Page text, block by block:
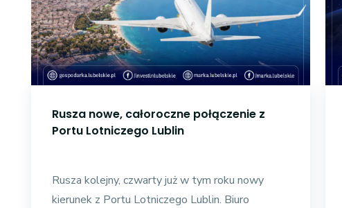
Rusza nowe, całoroczne połączenie z
Portu Lotniczego Lublin
Rusza kolejny, czwarty już w tym roku nowy
kierunek z Portu Lotniczego Lublin. Biuro